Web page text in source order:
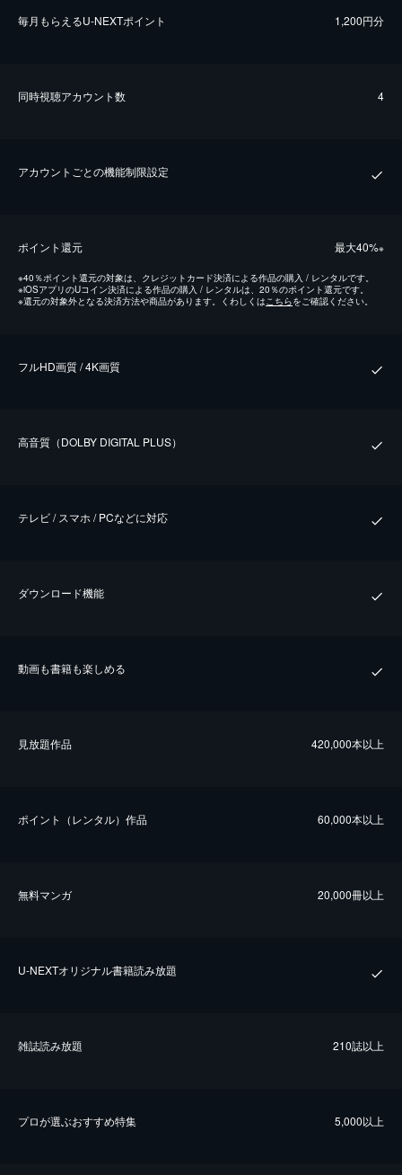
毎⽉もらえるU-NEXTポイント 1,200円分
同時視聴アカウント数 4
アカウントごとの機能制限設定
ポイント還元 最⼤40%※
※40％ポイント還元の対象は、クレジットカード決済による作品の購入 / レンタルです。
※iOSアプリのUコイン決済による作品の購入 / レンタルは、20％のポイント還元です。
※還元の対象外となる決済方法や商品があります。くわしくはこちらをご確認ください。
フルHD画質 / 4K画質
⾼⾳質（DOLBY DIGITAL PLUS）
テレビ / スマホ / PCなどに対応
ダウンロード機能
動画も書籍も楽しめる
⾒放題作品 420,000本以上
ポイント（レンタル）作品 60,000本以上
無料マンガ 20,000冊以上
U-NEXTオリジナル書籍読み放題
雑誌読み放題 210誌以上
プロが選ぶおすすめ特集 5,000以上